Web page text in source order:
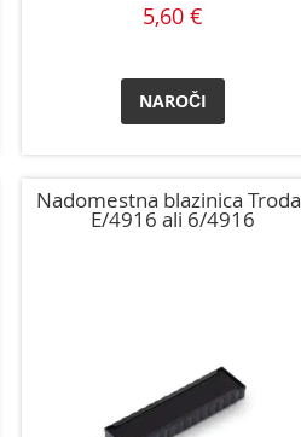
5,60 €
NAROČI
Nadomestna blazinica
E/4916 ali 6/4916